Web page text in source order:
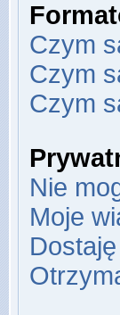
Czym
Czym
Czym
Nie
Moje